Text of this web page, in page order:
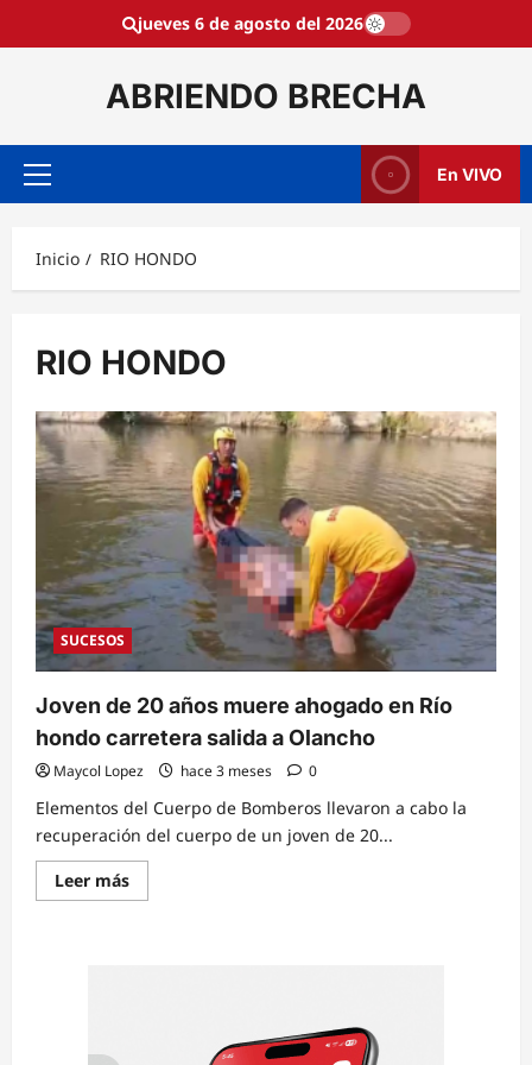
jueves 6 de agosto del 2026
ABRIENDO BRECHA
Menú
En VIVO
Inicio RIO HONDO
RIO HONDO
SUCESOS
Joven de 20 años muere ahogado en Río
hondo carretera salida a Olancho
Maycol Lopez hace 3 meses 0
Elementos del Cuerpo de Bomberos llevaron a cabo la
recuperación del cuerpo de un joven de 20...
Leer másRead
more